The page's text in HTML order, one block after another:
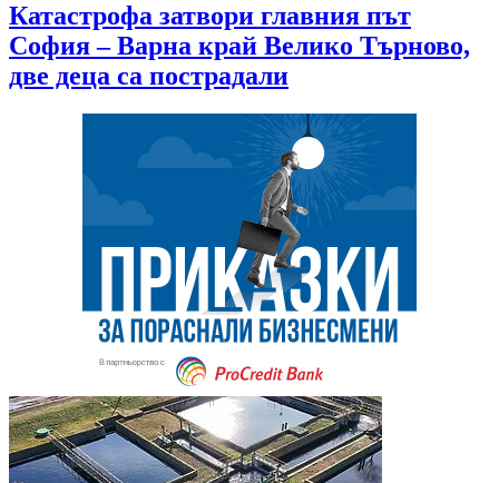
Катастрофа затвори главния път
София – Варна край Велико Търново,
две деца са пострадали